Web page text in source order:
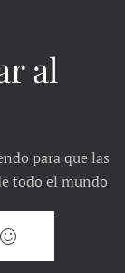
al
para que las
todo el mundo